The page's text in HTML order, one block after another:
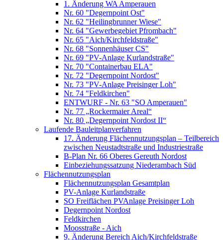
1. Änderung WA Amperauen
Nr. 60 "Degernpoint Ost"
Nr. 62 "Heilingbrunner Wiese"
Nr. 64 "Gewerbegebiet Pfrombach"
Nr. 65 "Aich/Kirchfeldstraße"
Nr. 68 "Sonnenhäuser CS"
Nr. 69 "PV-Anlage Kurlandstraße"
Nr. 70 "Containerbau ELA"
Nr. 72 "Degernpoint Nordost"
Nr. 73 "PV-Anlage Preisinger Loh"
Nr. 74 "Feldkirchen"
ENTWURF - Nr. 63 "SO Amperauen"
Nr. 77 „Rockermaier Areal“
Nr. 80 „Degernpoint Nordost II“
Laufende Bauleitplanverfahren
17. Änderung Flächennutzungsplan – Teilbereich
zwischen Neustadtstraße und Industriestraße
B-Plan Nr. 66 Oberes Gereuth Nordost
Einbeziehungssatzung Niederambach Süd
Flächennutzungsplan
Flächennutzungsplan Gesamtplan
PV-Anlage Kurlandstraße
SO Freiflächen PV­Anlage Preisinger Loh
Degernpoint Nordost
Feldkirchen
Moosstraße - Aich
9. Änderung Bereich Aich/Kirchfeldstraße